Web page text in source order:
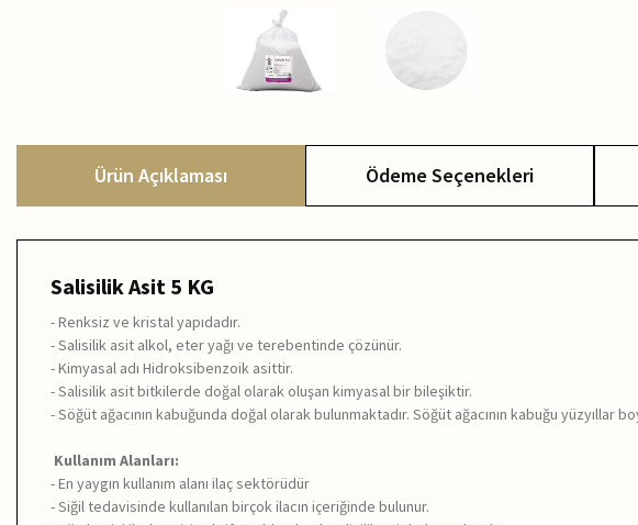
Ürün Açıklaması Ödeme Seçenekleri
Salisilik Asit 5 KG
- Renksiz ve kristal yapıdadır.
- Salisilik asit alkol, eter yağı ve terebentinde çözünür.
- Kimyasal adı Hidroksibenzoik asittir.
- Salisilik asit bitkilerde doğal olarak oluşan kimyasal bir bileşiktir.
- Söğüt ağacının kabuğunda doğal olarak bulunmaktadır. Söğüt ağacının kabuğu yüzyıllar
Kullanım Alanları:
- En yaygın kullanım alanı ilaç sektörüdür
-Siğil tedavisinde kullanılan birçok ilacın içeriğinde bulunur.